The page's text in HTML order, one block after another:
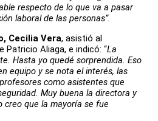
respecto de lo que va a pasar
laboral de las personas”.
Cecilia Vera, asistió al
Patricio Aliaga, e indicó: “La
Hasta yo quedé sorprendida. Eso
equipo y se nota el interés, las
como asistentes que
Muy buena la directora y
creo que la mayoría se fue